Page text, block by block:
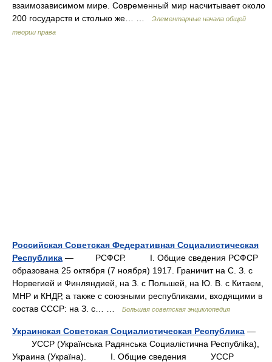
взаимозависимом мире. Современный мир насчитывает около
200 государств и столько же… …
Элементарные начала общей
теории права
Российская Советская Федеративная Социалистическая
Республика — РСФСР. I. Общие сведения РСФСР
образована 25 октября (7 ноября) 1917. Граничит на С. З. с
Норвегией и Финляндией, на З. с Польшей, на Ю. В. с Китаем,
МНР и КНДР, а также с союзными республиками, входящими в
состав СССР: на З. с… …
Большая советская энциклопедия
Украинская Советская Социалистическая Республика —
УССР (Украïнська Радянська Социалicтична Республika),
Украина (Украïна). I. Общие сведения УССР